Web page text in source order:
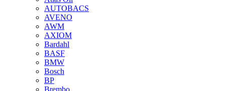
AUTOBACS
AVENO
AWM
AXIOM
Bardahl
BASF
BMW
Bosch
BP
Brembo